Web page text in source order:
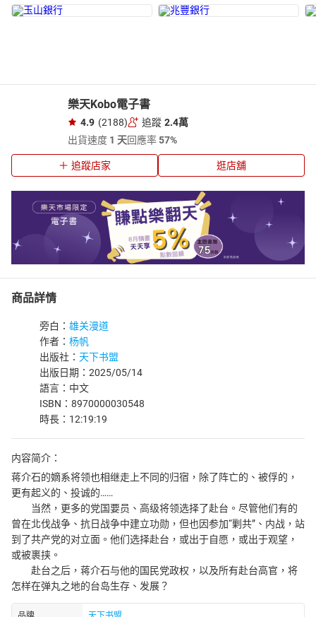
樂天Kobo電子書
4.9 (2188) 追蹤 2.4萬
出貨速度 1 天回應率57%
追蹤店家 逛店舖
商品詳情
旁白： 雄关漫道
作者： 杨帆
出版社： 天下书盟
出版日期：2025/05/14
語言：中文
ISBN：8970000030548
時長：12:19:19
内容简介：
蒋介石的嫡系将领也相继走上不同的归宿，除了阵亡的、被俘的，
更有起义的、投诚的……
当然，更多的党国要员、高级将领选择了赴台。尽管他们有的
曾在北伐战争、抗日战争中建立功勋，但也因参加“剿共”、内战，站
到了共产党的对立面。他们选择赴台，或出于自愿，或出于观望，
或被裹挟。
赴台之后，蒋介石与他的国民党政权，以及所有赴台高官，将
怎样在弹丸之地的台岛生存、发展？